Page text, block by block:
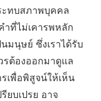
ะทบสภาพบุคคล
ำที่ไม่เคารพหลัก
มนุษย์ ซึ่งเราได้รับ
รต้องออกมาดูแล
เพื่อพิสูจน์ให้เห็น
ยบเปรย อาจ